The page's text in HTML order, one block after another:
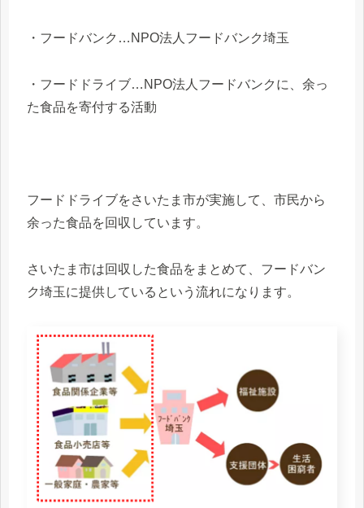
・フードバンク…NPO法人フードバンク埼玉
・フードドライブ…NPO法人フードバンクに、余っ
た食品を寄付する活動
フードドライブをさいたま市が実施して、市民から
余った食品を回収しています。
さいたま市は回収した食品をまとめて、フードバン
ク埼玉に提供しているという流れになります。